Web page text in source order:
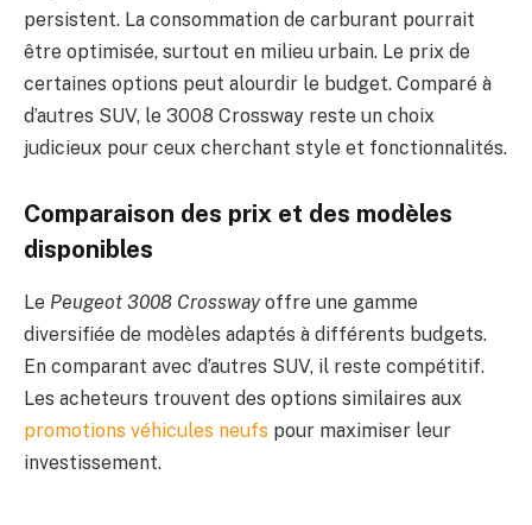
persistent. La consommation de carburant pourrait
être optimisée, surtout en milieu urbain. Le prix de
certaines options peut alourdir le budget. Comparé à
d’autres SUV, le 3008 Crossway reste un choix
judicieux pour ceux cherchant style et fonctionnalités.
Comparaison des prix et des modèles
disponibles
Le Peugeot 3008 Crosswayoffre une gamme
diversifiée de modèles adaptés à différents budgets.
En comparant avec d’autres SUV, il reste compétitif.
Les acheteurs trouvent des options similaires aux
promotions véhicules neufs pour maximiser leur
investissement.